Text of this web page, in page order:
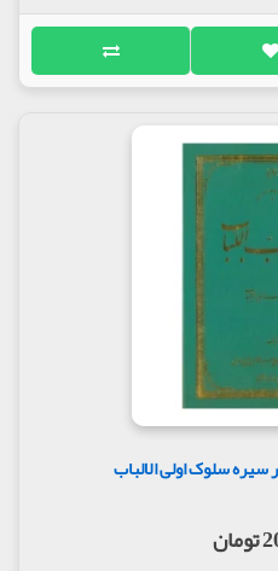
قرآن
افسانه‌ای خود که کتاب
شاعرانه) است خواست
و موهومی را در برابر
وی را به سزای خودش در
آخرت خبر نداریم. وی
کاهش جمعیت در دههٔ
وتدوین کتاب کاهش
مسلمین پرداخت او در
نقشهٔ استعمار برای
عرفان و فلسفه
سیره سلوک اولی الالباب